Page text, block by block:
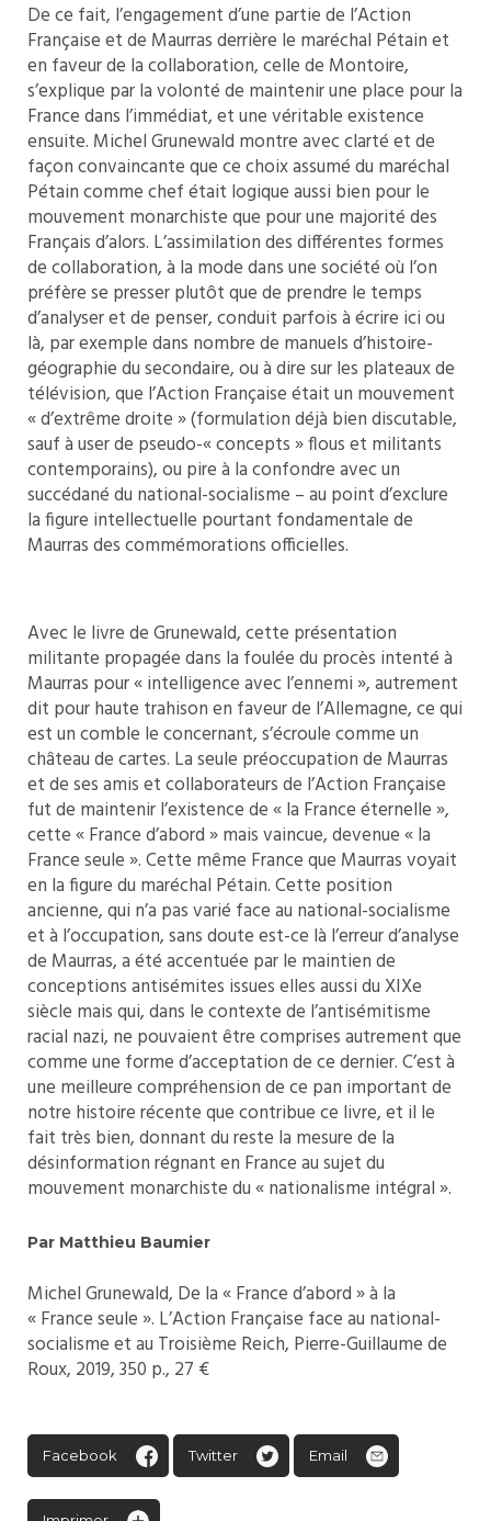
De ce fait, l’engagement d’une partie de l’Action
Française et de Maurras derrière le maréchal Pétain et
en faveur de la collaboration, celle de Montoire,
s’explique par la volonté de maintenir une place pour la
France dans l’immédiat, et une véritable existence
ensuite. Michel Grunewald montre avec clarté et de
façon convaincante que ce choix assumé du maréchal
Pétain comme chef était logique aussi bien pour le
mouvement monarchiste que pour une majorité des
Français d’alors. L’assimilation des différentes formes
de collaboration, à la mode dans une société où l’on
préfère se presser plutôt que de prendre le temps
d’analyser et de penser, conduit parfois à écrire ici ou
là, par exemple dans nombre de manuels d’histoire-
géographie du secondaire, ou à dire sur les plateaux de
télévision, que l’Action Française était un mouvement
« d’extrême droite » (formulation déjà bien discutable,
sauf à user de pseudo-« concepts » flous et militants
contemporains), ou pire à la confondre avec un
succédané du national-socialisme – au point d’exclure
la figure intellectuelle pourtant fondamentale de
Maurras des commémorations officielles.
Avec le livre de Grunewald, cette présentation
militante propagée dans la foulée du procès intenté à
Maurras pour « intelligence avec l’ennemi », autrement
dit pour haute trahison en faveur de l’Allemagne, ce qui
est un comble le concernant, s’écroule comme un
château de cartes. La seule préoccupation de Maurras
et de ses amis et collaborateurs de l’Action Française
fut de maintenir l’existence de « la France éternelle »,
cette « France d’abord » mais vaincue, devenue « la
France seule ». Cette même France que Maurras voyait
en la figure du maréchal Pétain. Cette position
ancienne, qui n’a pas varié face au national-socialisme
et à l’occupation, sans doute est-ce là l’erreur d’analyse
de Maurras, a été accentuée par le maintien de
conceptions antisémites issues elles aussi du XIXe
siècle mais qui, dans le contexte de l’antisémitisme
racial nazi, ne pouvaient être comprises autrement que
comme une forme d’acceptation de ce dernier. C’est à
une meilleure compréhension de ce pan important de
notre histoire récente que contribue ce livre, et il le
fait très bien, donnant du reste la mesure de la
désinformation régnant en France au sujet du
mouvement monarchiste du « nationalisme intégral ».
Par Matthieu Baumier
Michel Grunewald, De la « France d’abord » à la
« France seule ». L’Action Française face au national-
socialisme et au Troisième Reich, Pierre-Guillaume de
Roux, 2019, 350 p., 27 €
Facebook Twitter Email